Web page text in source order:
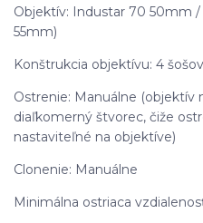
Objektív: Industar 70 50mm /
55mm)
Konštrukcia objektívu: 4
Ostrenie: Manuálne
diaľkomerný štvorec, čiže
nastaviteľné na objektíve)
Clonenie: Manuálne
Minimálna ostriaca